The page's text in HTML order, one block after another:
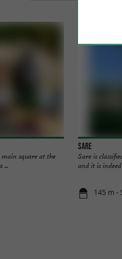
square at the
...
Sare
Sare is
and it is indeed
145 m -